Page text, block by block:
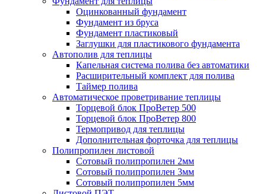
Оцинкованный фундамент
Фундамент из бруса
Фундамент пластиковый
Заглушки для пластикового фундамента
Автополив для теплицы
Капельная система полива без автоматики
Расширительный комплект для полива
Таймер полива
Автоматическое проветривание теплицы
Торцевой блок ПроВетер 500
Торцевой блок ПроВетер 800
Термопривод для теплицы
Дополнительная форточка для теплицы
Полипропилен листовой
Сотовый полипропилен 2мм
Сотовый полипропилен 3мм
Сотовый полипропилен 5мм